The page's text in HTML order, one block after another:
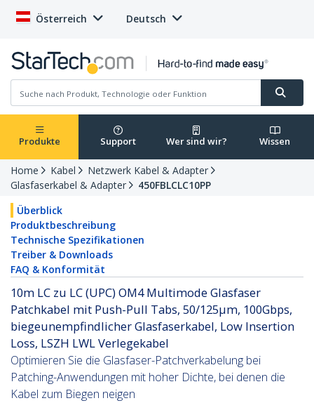
Österreich Deutsch
Produkte Support Wer sind wir? Wissen
Home Kabel
Netzwerk Kabel & Adapter
Glasfaserkabel & Adapter
450FBLCLC10PP
Überblick
Produktbeschreibung
Technische Spezifikationen
Treiber & Downloads
FAQ & Konformität
10m LC zu LC (UPC) OM4 Multimode Glasfaser
Patchkabel mit Push-Pull Tabs, 50/125µm, 100Gbps,
biegeunempfindlicher Glasfaserkabel, Low Insertion
Loss, LSZH LWL Verlegekabel
Optimieren Sie die Glasfaser-Patchverkabelung bei
Patching-Anwendungen mit hoher Dichte, bei denen die
Kabel zum Biegen neigen